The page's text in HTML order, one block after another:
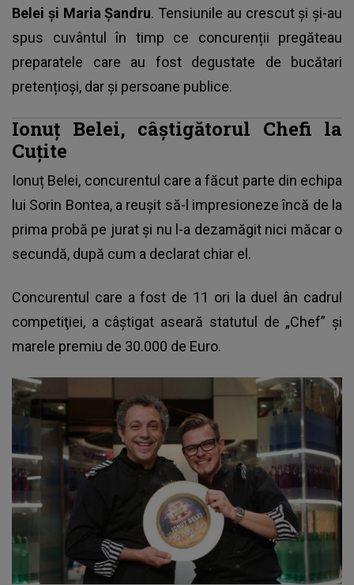
Belei și Maria Șandru. Tensiunile au crescut și și-au
spus cuvântul în timp ce concurenții pregăteau
preparatele care au fost degustate de bucătari
pretențioși, dar și persoane publice.
Ionuț Belei, câștigătorul Chefi la
Cuțite
Ionuț Belei, concurentul care a făcut parte din echipa
lui Sorin Bontea, a reușit să-l impresioneze încă de la
prima probă pe jurat și nu l-a dezamăgit nici măcar o
secundă, după cum a declarat chiar el.
Concurentul care a fost de 11 ori la duel ân cadrul
competiţiei, a câştigat aseară statutul de „Chef” și
marele premiu de 30.000 de Euro.